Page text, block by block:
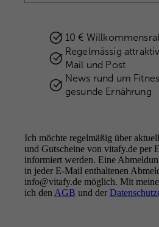
10 €
Regelmässig
Mail und Post
News rund um
gesunde Ernährung
Ich möchte regelmäßig über
und Gutscheine von vitafy.de per
informiert werden. Eine
in jeder E-Mail enthaltenen
info@vitafy.de möglich. Mit
ich den AGB und der
Better
Better you.